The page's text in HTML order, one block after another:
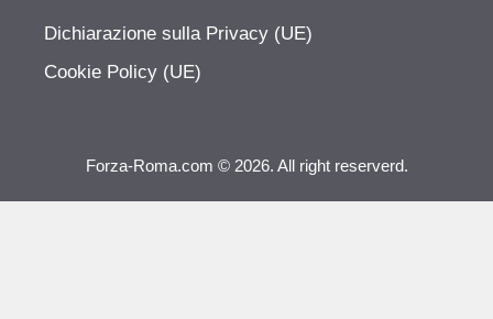
Dichiarazione sulla Privacy (UE)
Cookie Policy (UE)
Forza-Roma.com © 2026. All right reserverd.